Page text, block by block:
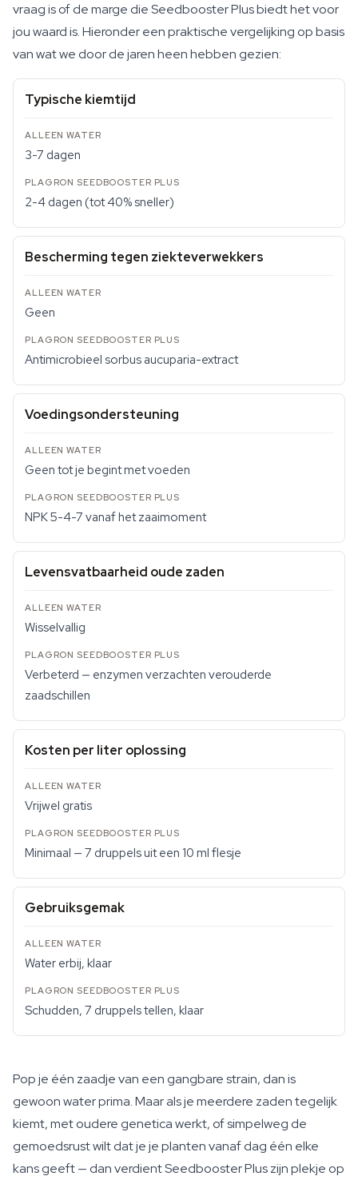
vraag is of de marge die Seedbooster Plus biedt het voor
jou waard is. Hieronder een praktische vergelijking op basis
van wat we door de jaren heen hebben gezien:
Typische kiemtijd
3-7 dagen
2-4 dagen (tot 40% sneller)
Bescherming tegen ziekteverwekkers
Geen
Antimicrobieel sorbus aucuparia-extract
Voedingsondersteuning
Geen tot je begint met voeden
NPK 5-4-7 vanaf het zaaimoment
Levensvatbaarheid oude zaden
Wisselvallig
Verbeterd — enzymen verzachten verouderde
zaadschillen
Kosten per liter oplossing
Vrijwel gratis
Minimaal — 7 druppels uit een 10 ml flesje
Gebruiksgemak
Water erbij, klaar
Schudden, 7 druppels tellen, klaar
Pop je één zaadje van een gangbare strain, dan is
gewoon water prima. Maar als je meerdere zaden tegelijk
kiemt, met oudere genetica werkt, of simpelweg de
gemoedsrust wilt dat je je planten vanaf dag één elke
kans geeft — dan verdient Seedbooster Plus zijn plekje op